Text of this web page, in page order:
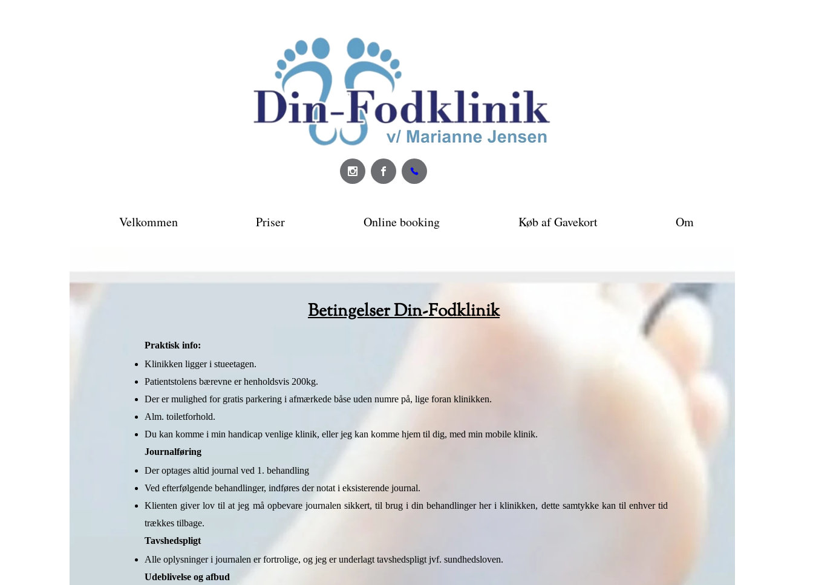
Velkommen Priser Online booking Køb af Gavekort Om
Betingelser Din-Fodklinik
Praktisk info:
Klinikken ligger i stueetagen.
Patientstolens bærevne er henholdsvis 200kg.
Der er mulighed for gratis parkering i afmærkede båse uden numre på, lige foran klinikken.
Alm. toiletforhold.
Du kan komme i min handicap venlige klinik, eller jeg kan komme hjem til dig, med min mobile klinik.
Journalføring
Der optages altid journal ved 1. behandling
Ved efterfølgende behandlinger, indføres der notat i eksisterende journal.
Klienten giver lov til at jeg må opbevare journalen sikkert, til brug i din behandlinger her i klinikken, dette samtykke kan til enhver tid
trækkes tilbage.
Tavshedspligt
Alle oplysninger i journalen er fortrolige, og jeg er underlagt tavshedspligt jvf. sundhedsloven.
Udeblivelse og afbud